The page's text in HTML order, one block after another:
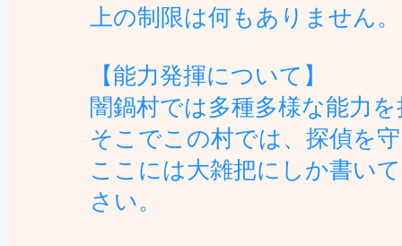
上の制限は何もありません。
【能力発揮について】
闇鍋村では多種多様な能力
そこでこの村では、探偵を
ここには大雑把にしか書い
さい。